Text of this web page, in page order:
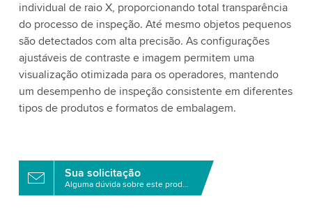
individual de raio X, proporcionando total transparência
do processo de inspeção. Até mesmo objetos pequenos
são detectados com alta precisão. As configurações
ajustáveis de contraste e imagem permitem uma
visualização otimizada para os operadores, mantendo
um desempenho de inspeção consistente em diferentes
tipos de produtos e formatos de embalagem.
Sua solicitação
Alguma dúvida sobre este produto?